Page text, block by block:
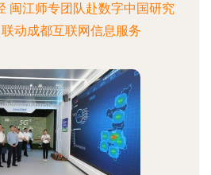
闽江师专团队赴数字中国研究
动成都互联网信息服务